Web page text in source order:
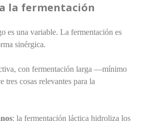
la fermentación
es una variable. La fermentación es
sinérgica.
con fermentación larga —mínimo
cosas relevantes para la
: la fermentación láctica hidroliza los